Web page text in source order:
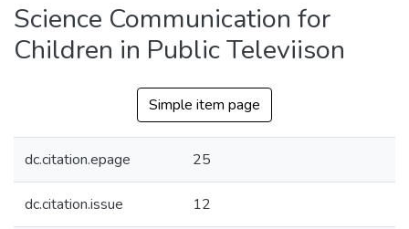
Science Communication for
Children in Public Televiison
Simple item page
dc.citation.epage 25
dc.citation.issue 12